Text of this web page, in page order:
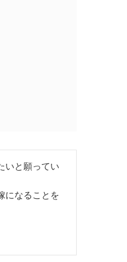
いと願ってい
になることを